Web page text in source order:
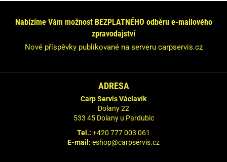
Nabízíme Vám možnost BEZPLATNÉHO odběru e-mailového
zpravodajství
Nové příspěvky publikované na serveru carpservis.cz
ADRESA
Carp Servis Václavík
Dolany 22
533 45 Dolany u Pardubic
Tel.: +420 777 003 061
E-mail: eshop@carpservis.cz